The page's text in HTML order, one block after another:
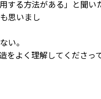
る方法がある」と聞い
思いまし
い。
よく理解してくださっ